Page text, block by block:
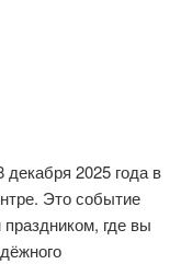
2025 года в
Это событие
где вы